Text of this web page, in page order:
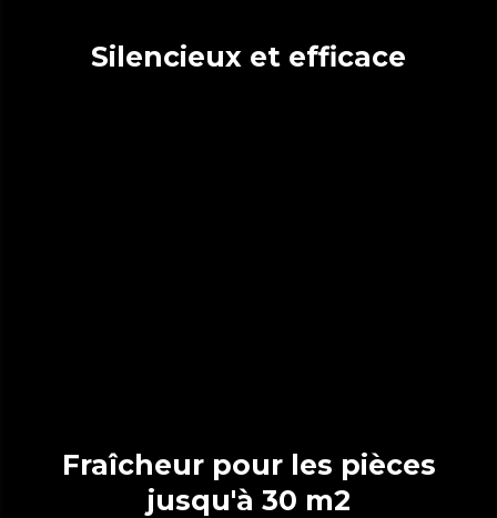
Silencieux et efficace
Fraîcheur pour les pièces
jusqu'à 30 m2